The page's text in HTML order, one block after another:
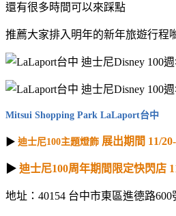
還有很多時間可以來踩點
推薦大家排入明年的新年旅遊行程
Mitsui Shopping Park LaLaport台中
▶ 迪士尼100主題燈飾 展出期間 11/
▶ 迪士尼100周年期間限定快閃店
地址：40154 台中市東區進德路600